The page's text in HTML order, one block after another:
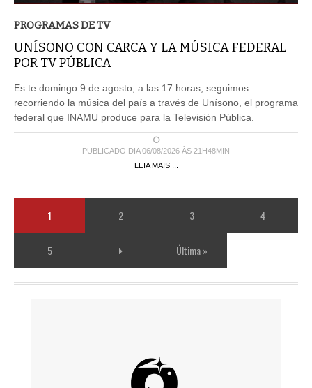
PROGRAMAS DE TV
UNÍSONO CON CARCA Y LA MÚSICA FEDERAL
POR TV PÚBLICA
Es te domingo 9 de agosto, a las 17 horas, seguimos
recorriendo la música del país a través de Unísono, el programa
federal que INAMU produce para la Televisión Pública.
PUBLICADO DIA 06/08/2026 ÀS 21H48MIN
LEIA MAIS ...
1 2 3 4
5 Última »